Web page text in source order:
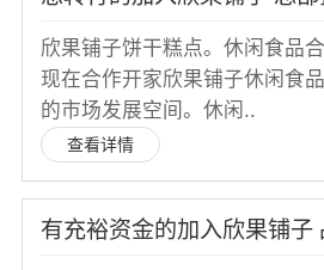
欣果铺子饼干糕点。休闲食品
现在合作开家欣果铺子休闲食
的市场发展空间。休闲..
查看详情